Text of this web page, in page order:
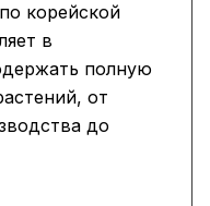
корейской
в
полную
от
до